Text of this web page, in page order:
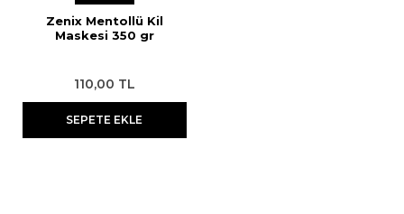
Zenix Mentollü Kil
Maskesi 350 gr
110,00 TL
SEPETE EKLE